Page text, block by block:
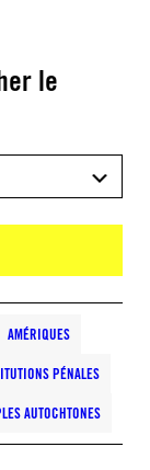
le
AMÉRIQUES
PÉNALES
AUTOCHTONES